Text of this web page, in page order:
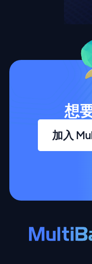
想
加入